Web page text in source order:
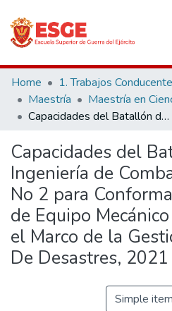
Communities & Collections
All of DSpace
Home
Maestría
Capacidades del Batallón de Ingeniería de Combate Motorizado No 2 para Conformar la Compañía de Equipo Mecánico de Ingeniería en el Marco de la Gestión del Riesgo De Desastres, 2021
Capacidades del
Ingeniería de
No 2 para
de Equipo
el Marco de la
De Desastres, 2021
Simple